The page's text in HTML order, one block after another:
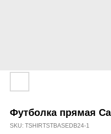
Футболка прямая
SKU: TSHIRTSTBASEDB24-1